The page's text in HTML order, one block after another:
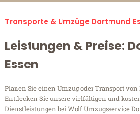
Transporte & Umzüge Dortmund
Leistungen & Preise:
Essen
Planen Sie einen Umzug oder Transport
Entdecken Sie unsere vielfältigen und
Dienstleistungen bei Wolf Umzugsservice